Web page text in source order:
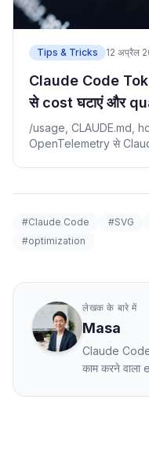
Tips & Tricks 12 अप्रैल
Claude Code
से cost घटाएं और
/usage, CLAUDE.md,
OpenTelemetry से
#Claude Code #SVG
#optimization
लेखक के बारे में
Masa
Claude
काम करने वाला